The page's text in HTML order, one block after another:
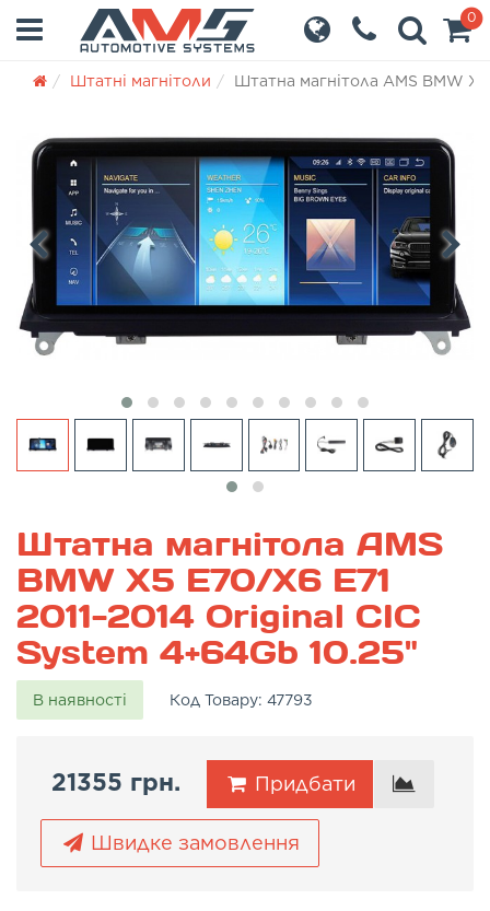
0
Штатні магнітоли Штатна магнітола AMS BMW
‹ ›
Штатна магнітола AMS
BMW X5 E70/X6 E71
2011-2014 Original CIC
System 4+64Gb 10.25"
В наявності Код Товару: 47793
21355 грн. Придбати
Швидке замовлення